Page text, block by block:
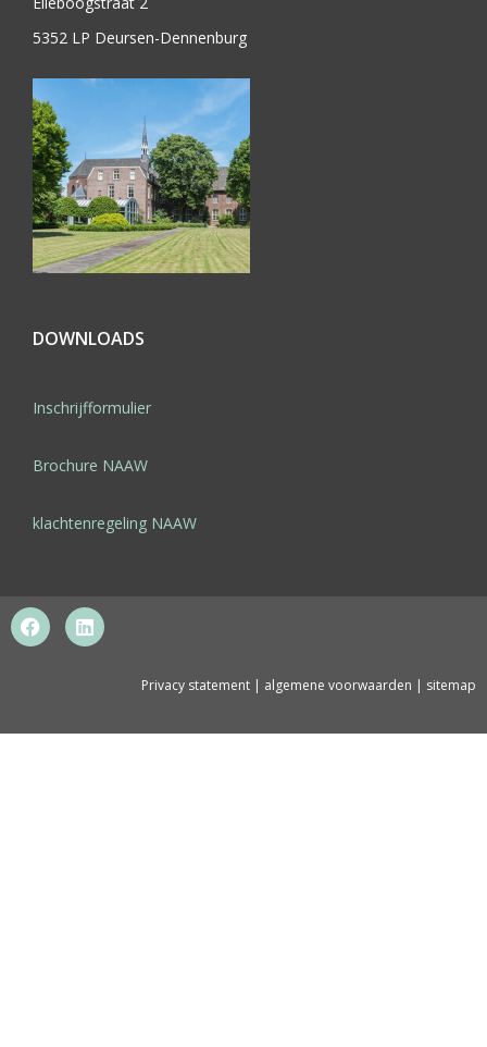
5352 LP Deursen-Dennenburg
DOWNLOADS
Inschrijfformulier
Brochure NAAW
klachtenregeling NAAW
Privacy statement | algemene voorwaarden | sitemap